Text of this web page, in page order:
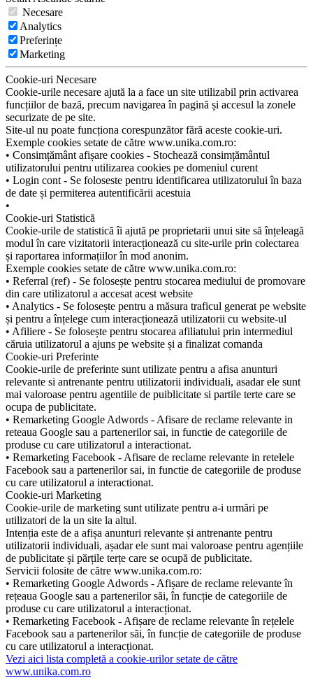
Necesare
Analytics
Preferințe
Marketing
Cookie-uri Necesare
Cookie-urile necesare ajută la a face un site utilizabil prin activarea
funcțiilor de bază, precum navigarea în pagină și accesul la zonele
securizate de pe site.
Site-ul nu poate funcționa corespunzător fără aceste cookie-uri.
Exemple cookies setate de către www.unika.com.ro:
• Consimțământ afișare cookies - Stochează consimțământul
utilizatorului pentru utilizarea cookies pe domeniul curent
• Login cont - Se foloseste pentru identificarea utilizatorului în baza
de date și permiterea autentificării acestuia
•
Cookie-uri Statistică
Cookie-urile de statistică îi ajută pe proprietarii unui site să înțeleagă
modul în care vizitatorii interacționează cu site-urile prin colectarea
și raportarea informațiilor în mod anonim.
Exemple cookies setate de către www.unika.com.ro:
• Referral (ref) - Se folosește pentru stocarea mediului de promovare
din care utilizatorul a accesat acest website
• Analytics - Se folosește pentru a măsura traficul generat pe website
și pentru a înțelege cum interacționează utilizatorii cu website-ul
• Afiliere - Se folosește pentru stocarea afiliatului prin intermediul
căruia utilizatorul a ajuns pe website și a finalizat comanda
Cookie-uri Preferinte
Cookie-urile de preferinte sunt utilizate pentru a afisa anunturi
relevante si antrenante pentru utilizatorii individuali, asadar ele sunt
mai valoroase pentru agentiile de puiblicitate si partile terte care se
ocupa de publicitate.
• Remarketing Google Adwords - Afisare de reclame relevante in
reteaua Google sau a partenerilor sai, in functie de categoriile de
produse cu care utilizatorul a interactionat.
• Remarketing Facebook - Afisare de reclame relevante in retelele
Facebook sau a partenerilor sai, in functie de categoriile de produse
cu care utilizatorul a interactionat.
Cookie-uri Marketing
Cookie-urile de marketing sunt utilizate pentru a-i urmări pe
utilizatori de la un site la altul.
Intenția este de a afișa anunturi relevante și antrenante pentru
utilizatorii individuali, așadar ele sunt mai valoroase pentru agențiile
de publicitate și părțile terțe care se ocupă de publicitate.
Servicii folosite de către www.unika.com.ro:
• Remarketing Google Adwords - Afișare de reclame relevante în
rețeaua Google sau a partenerilor săi, în funcție de categoriile de
produse cu care utilizatorul a interacționat.
• Remarketing Facebook - Afișare de reclame relevante în rețelele
Facebook sau a partenerilor săi, în funcție de categoriile de produse
cu care utilizatorul a interacționat.
Vezi aici lista completă a cookie-urilor setate de către
www.unika.com.ro